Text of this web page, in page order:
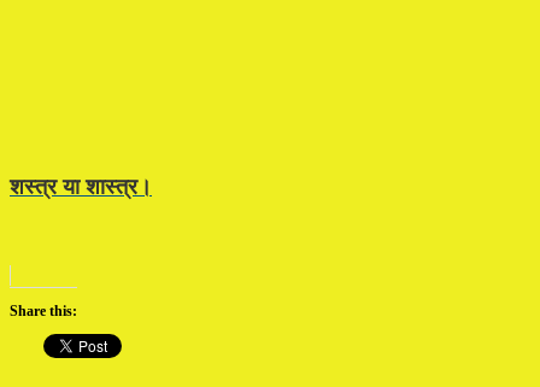
शस्त्र या शास्त्र।
Share this: